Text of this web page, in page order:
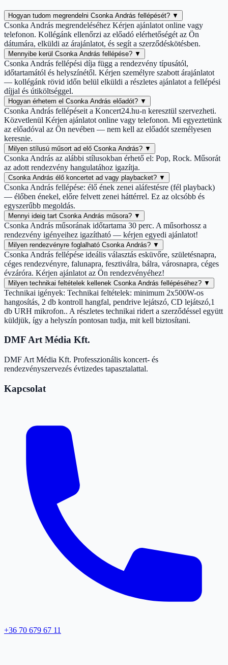
Hogyan tudom megrendelni Csonka András fellépését? ▼
Csonka András megrendeléséhez Kérjen ajánlatot online vagy
telefonon. Kollégánk ellenőrzi az előadó elérhetőségét az Ön
dátumára, elküldi az árajánlatot, és segít a szerződéskötésben.
Mennyibe kerül Csonka András fellépése? ▼
Csonka András fellépési díja függ a rendezvény típusától,
időtartamától és helyszínétől. Kérjen személyre szabott árajánlatot
— kollégánk rövid időn belül elküldi a részletes ajánlatot a fellépési
díjjal és útiköltséggel.
Hogyan érhetem el Csonka András előadót? ▼
Csonka András fellépéseit a Koncert24.hu-n keresztül szervezheti.
Közvetlenül Kérjen ajánlatot online vagy telefonon. Mi egyeztetünk
az előadóval az Ön nevében — nem kell az előadót személyesen
keresnie.
Milyen stílusú műsort ad elő Csonka András? ▼
Csonka András az alábbi stílusokban érhető el: Pop, Rock. Műsorát
az adott rendezvény hangulatához igazítja.
Csonka András élő koncertet ad vagy playbacket? ▼
Csonka András fellépése: élő ének zenei aláfestésre (fél playback)
— élőben énekel, előre felvett zenei háttérrel. Ez az olcsóbb és
egyszerűbb megoldás.
Mennyi ideig tart Csonka András műsora? ▼
Csonka András műsorának időtartama 30 perc. A műsorhossz a
rendezvény igényeihez igazítható — kérjen egyedi ajánlatot!
Milyen rendezvényre foglalható Csonka András? ▼
Csonka András fellépése ideális választás esküvőre, születésnapra,
céges rendezvényre, falunapra, fesztiválra, bálra, városnapra, céges
évzáróra. Kérjen ajánlatot az Ön rendezvényéhez!
Milyen technikai feltételek kellenek Csonka András fellépéséhez? ▼
Technikai igények: Technikai feltételek: minimum 2x500W-os
hangosítás, 2 db kontroll hangfal, pendrive lejátszó, CD lejátszó,1
db URH mikrofon.. A részletes technikai ridert a szerződéssel együtt
küldjük, így a helyszín pontosan tudja, mit kell biztosítani.
DMF Art Média Kft.
DMF Art Média Kft. Professzionális koncert- és
rendezvényszervezés évtizedes tapasztalattal.
Kapcsolat
+36 70 679 67 11